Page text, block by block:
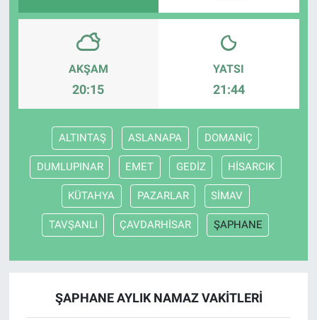
AKŞAM
20:15
YATSI
21:44
ALTINTAŞ ASLANAPA DOMANİÇ
DUMLUPINAR EMET GEDİZ HİSARCIK
KÜTAHYA PAZARLAR SİMAV
TAVŞANLI ÇAVDARHİSAR ŞAPHANE
ŞAPHANE AYLIK NAMAZ VAKITLERI
MANŞET
RESMİ İLANLAR
Bize ulaşın
İletişim/Künye
Yaşam
Gözden Kaçmasın